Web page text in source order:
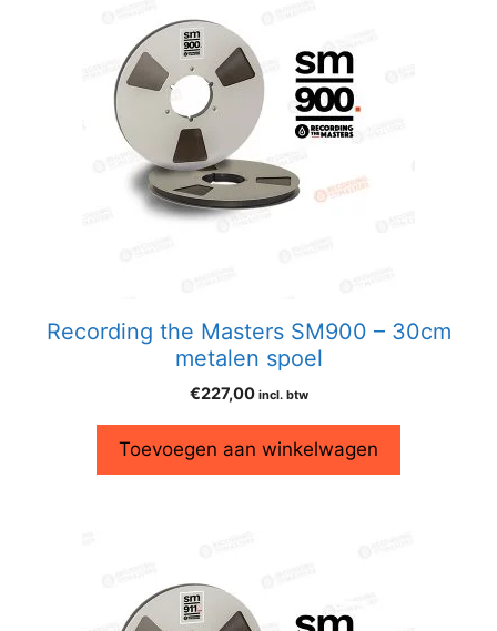
Recording the Masters SM900 – 30cm
metalen spoel
€227,00 incl. btw
Toevoegen aan winkelwagen